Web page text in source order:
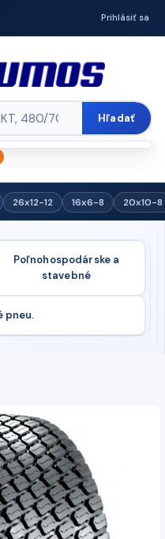
Prihlásiť sa
Hľadať
26x12-12 16x6-8 20x10-8
Poľnohospodárske a
stavebné
pneu.